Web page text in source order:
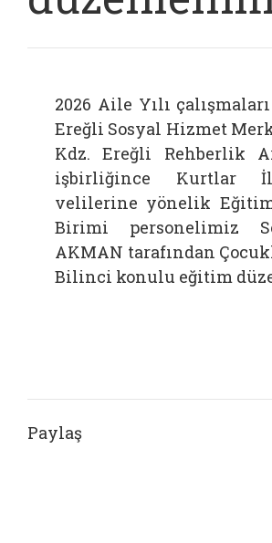
2026 Aile Yılı
Ereğli Sosyal Hizmet
Kdz. Ereğli Rehberlik
işbirliğince Kurtlar
velilerine yönelik Eğitim
Birimi personelimiz
AKMAN tarafından
Bilinci konulu eğitim
Paylaş